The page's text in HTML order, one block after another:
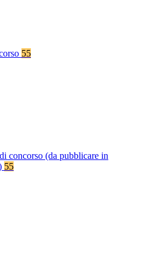
55
concorso (da pubblicare in
55